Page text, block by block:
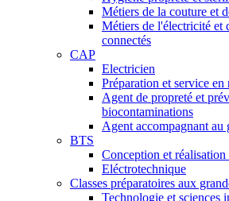
Métiers de la couture et
Métiers de l'électricité et
connectés
CAP
Electricien
Préparation et service en
Agent de propreté et
biocontaminations
Agent accompagnant au
BTS
Conception et réalisation
Eléctrotechnique
Classes préparatoires aux
Technologie et sciences